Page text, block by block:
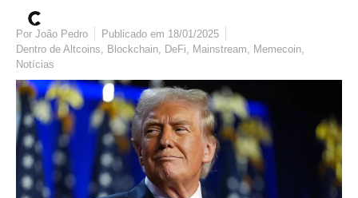
Por João Pedro Publicado em 18/01/2025
Dentro de Altcoins, Blockchain, DeFi, Mainstream, Memecoin,
Notícias